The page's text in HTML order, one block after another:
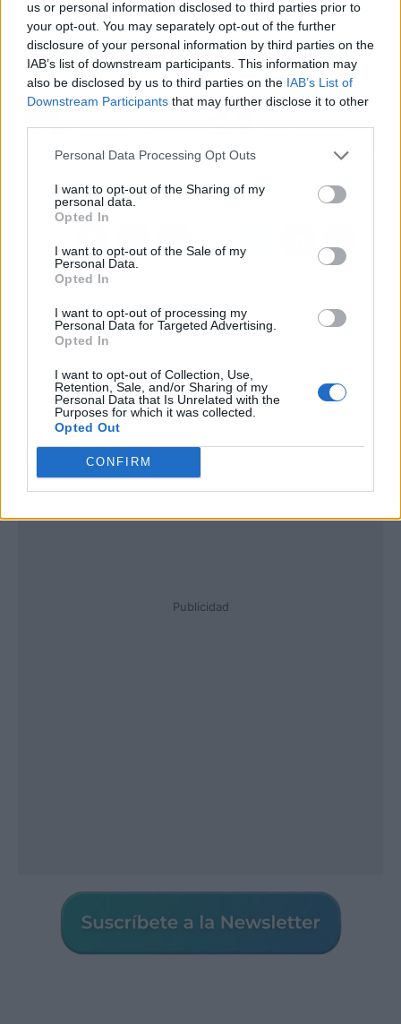
us or personal information disclosed to third parties prior to
your opt-out. You may separately opt-out of the further
disclosure of your personal information by third parties on the
IAB’s list of downstream participants. This information may
also be disclosed by us to third parties on the IAB’s List of
Downstream Participants that may further disclose it to other
Personal Data Processing Opt Outs
I want to opt-out of the Sharing of my
personal data.
Opted In
I want to opt-out of the Sale of my
Personal Data.
Opted In
I want to opt-out of processing my
Personal Data for Targeted Advertising.
Opted In
I want to opt-out of Collection, Use,
Retention, Sale, and/or Sharing of my
Personal Data that Is Unrelated with the
Purposes for which it was collected.
Opted Out
CONFIRM
Más información:Aliado de peso en el fichaje de Gyokeres
por el Atlético
Artículo anterior
Barcelona: está hecho,
Artículo siguiente
Giráldez alucina con el
Publicidad